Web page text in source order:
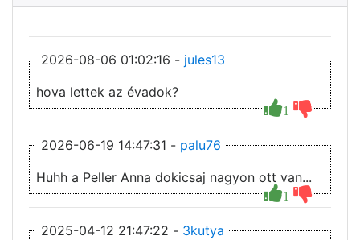
2026-08-06 01:02:16 - jules13
1
hova lettek az évadok?
2026-06-19 14:47:31 - palu76
1
Huhh a Peller Anna dokicsaj nagyon ott van...
2025-04-12 21:47:22 - 3kutya